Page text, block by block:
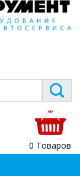
0 Товаров